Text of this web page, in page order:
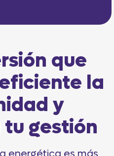
que
la
y
gestión